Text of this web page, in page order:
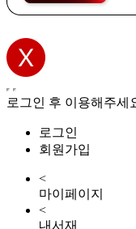
로그인 후 이용해주세
로그인
회원가입
<
마이페이지
<
내서재